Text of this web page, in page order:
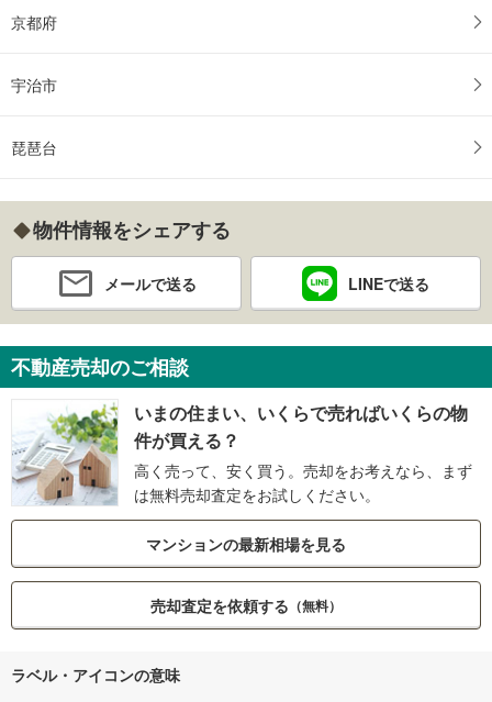
京都府
宇治市
琵琶台
物件情報をシェアする
メールで送る LINEで送る
不動産売却のご相談
いまの住まい、いくらで売ればいくらの物
件が買える？
高く売って、安く買う。売却をお考えなら、まず
は無料売却査定をお試しください。
マンションの最新相場を見る
売却査定を依頼する （無料）
ラベル・アイコンの意味